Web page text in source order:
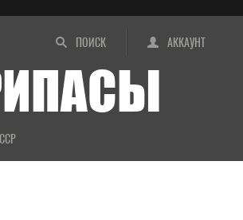
ПОИСК АККАУНТ